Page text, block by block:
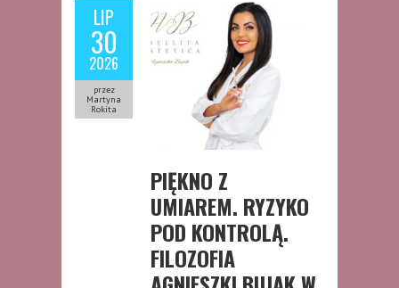
LIP
30
2026
przez
Martyna
Rokita
PIĘKNO Z
UMIAREM. RYZYKO
POD KONTROLĄ.
FILOZOFIA